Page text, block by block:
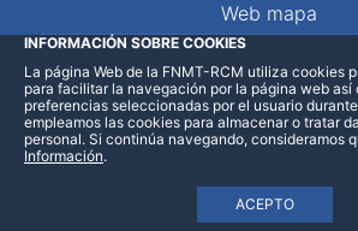
Web mapa
LinkedInFacebookWhatsApp
INFORMACIÓN SOBRE COOKIES
La página Web de la FNMT-RCM utiliza cookies
para facilitar la navegación por la página web así
preferencias seleccionadas por el usuario
empleamos las cookies para almacenar o tratar
personal. Si continúa navegando, consideramos
ACEPTO
Información.